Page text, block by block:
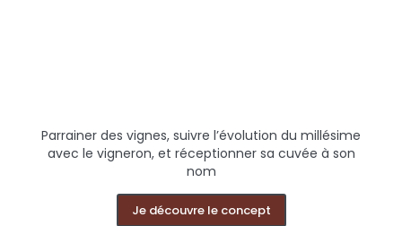
Parrainer des vignes, suivre l’évolution du millésime
avec le vigneron, et réceptionner sa cuvée à son
nom
Je découvre le concept